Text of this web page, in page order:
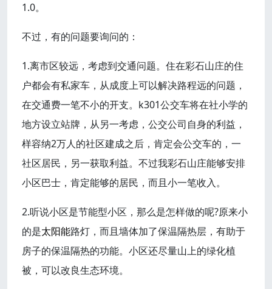
1.0。
不过，有的问题要询问的：
1.离市区较远，考虑到交通问题。住在彩石山庄的住
户都会有私家车，从成度上可以解决路程远的问题，
在交通费一笔不小的开支。k301公交车将在社小学的
地方设立站牌，从另一考虑，公交公司自身的利益，
样容纳2万人的社区建成之后，肯定会公交车的，一
社区居民，另一获取利益。不过我彩石山庄能够安排
小区巴士，肯定能够的居民，而且小一笔收入。
2.听说小区是节能型小区，那么是怎样做的呢?原来小
的是太阳能路灯，而且墙体加了保温隔热层，有助于
房子的保温隔热的功能。小区还尽量山上的绿化植
被，可以改良生态环境。